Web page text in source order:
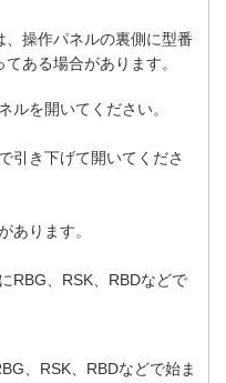
操作パネルの裏側に型番
ある場合があります。
ルを開いてください。
引き下げて開いてくださ
あります。
RBG、RSK、RBDなどで
、RSK、RBDなどで始ま